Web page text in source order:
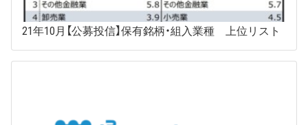
21年10月【公募投信】保有銘柄・組入業種 上位リスト